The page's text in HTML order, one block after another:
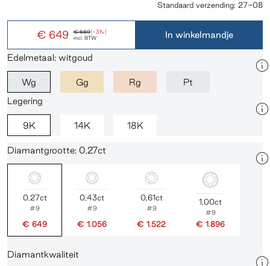
€ 669(-3%)
€ 649 incl. BTW
Standaard verzending: 27-08
In winkelmandje
Edelmetaal: witgoud
Wg Gg Rg
Pt
Legering
9K 14K 18K
Diamantgrootte: 0,27ct
0,27ct
#9
€ 649
0,43ct
#9
€ 1.056
0,61ct
#9
€ 1.522
1,00ct
#9
€ 1.896
Diamantkwaliteit